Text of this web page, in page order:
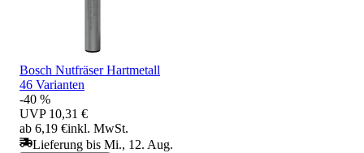
Bosch Nutfräser Hartmetall
46 Varianten
-40 %
UVP 10,31 €
ab 6,19 €inkl. MwSt.
Lieferung bis Mi., 12. Aug.